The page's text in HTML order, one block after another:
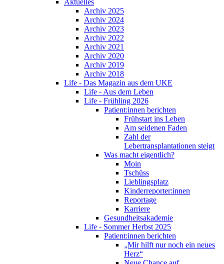
Aktuelles
Archiv 2025
Archiv 2024
Archiv 2023
Archiv 2022
Archiv 2021
Archiv 2020
Archiv 2019
Archiv 2018
Life - Das Magazin aus dem UKE
Life - Aus dem Leben
Life - Frühling 2026
Patient:innen berichten
Frühstart ins Leben
Am seidenen Faden
Zahl der
Lebertransplantationen steigt
Was macht eigentlich?
Moin
Tschüss
Lieblingsplatz
Kinderreporter:innen
Reportage
Karriere
Gesundheitsakademie
Life - Sommer Herbst 2025
Patient:innen berichten
„Mir hilft nur noch ein neues
Herz“